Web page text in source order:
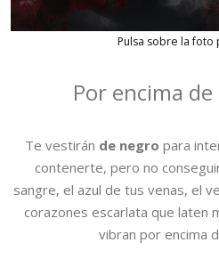
Pulsa sobre la foto
Por encima
Te vestirán de negro para
contenerte, pero no
sangre, el azul de tus venas, el
corazones escarlata que laten
vibran por encima